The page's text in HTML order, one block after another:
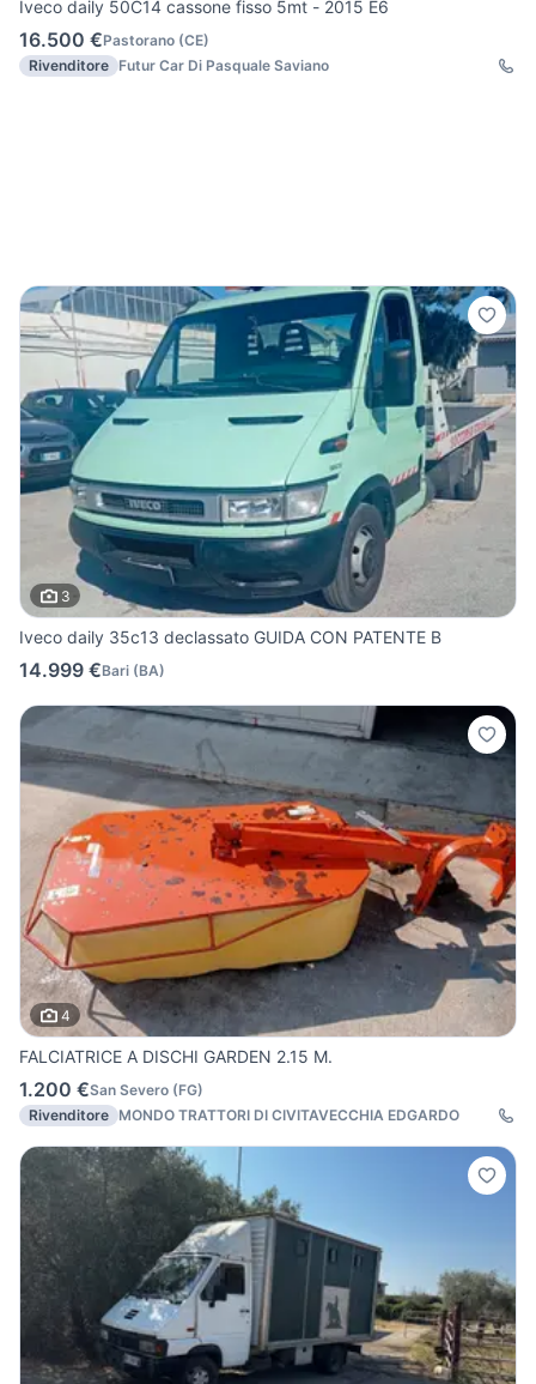
Iveco daily 50C14 cassone fisso 5mt - 2015 E6
16.500 €Pastorano (CE)
Rivenditore Futur Car Di Pasquale Saviano
3
Iveco daily 35c13 declassato GUIDA CON PATENTE B
14.999 €Bari (BA)
4
FALCIATRICE A DISCHI GARDEN 2.15 M.
1.200 €San Severo (FG)
Rivenditore MONDO TRATTORI DI CIVITAVECCHIA EDGARDO